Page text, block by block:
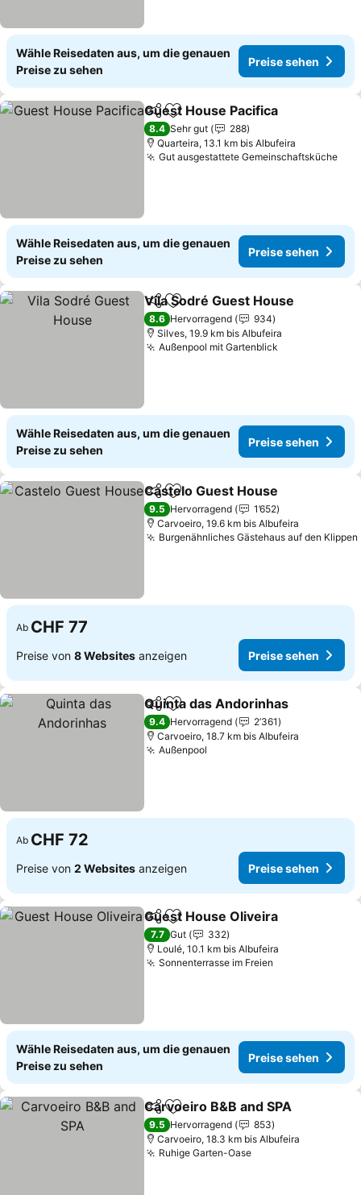
Wähle Reisedaten aus, um die genauen
Preise zu sehen
Preise sehen
TeilenZu Favoriten hinzufügen
Guest House Pacifica
8.4 Sehr gut
288
Quarteira, 13.1 km bis Albufeira
Gut ausgestattete Gemeinschaftsküche
Wähle Reisedaten aus, um die genauen
Preise zu sehen
Preise sehen
TeilenZu Favoriten hinzufügen
Vila Sodré Guest House
8.6 Hervorragend
934
Silves, 19.9 km bis Albufeira
Außenpool mit Gartenblick
Wähle Reisedaten aus, um die genauen
Preise zu sehen
Preise sehen
TeilenZu Favoriten hinzufügen
Castelo Guest House
9.5 Hervorragend
1’652
Carvoeiro, 19.6 km bis Albufeira
Burgenähnliches Gästehaus auf den Klippen
Ab CHF 77
Preise von 8 Websites anzeigen Preise sehen
TeilenZu Favoriten hinzufügen
Quinta das Andorinhas
9.4 Hervorragend
2’361
Carvoeiro, 18.7 km bis Albufeira
Außenpool
Ab CHF 72
Preise von 2 Websites anzeigen Preise sehen
TeilenZu Favoriten hinzufügen
Guest House Oliveira
7.7 Gut
332
Loulé, 10.1 km bis Albufeira
Sonnenterrasse im Freien
Wähle Reisedaten aus, um die genauen
Preise zu sehen
Preise sehen
TeilenZu Favoriten hinzufügen
Carvoeiro B&B and SPA
9.5 Hervorragend
853
Carvoeiro, 18.3 km bis Albufeira
Ruhige Garten-Oase